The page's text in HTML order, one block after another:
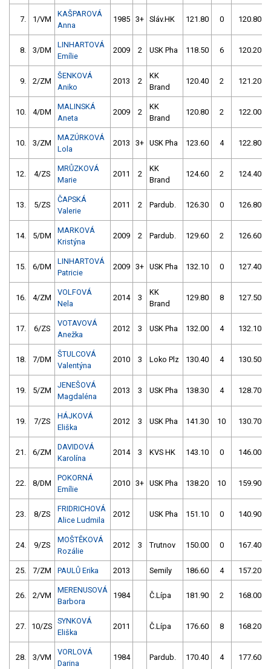
7. 1/VM
KAŠPAROVÁ
Anna
1985 3+ Sláv.HK 121.80 0 120.80
8. 3/DM
LINHARTOVÁ
Emílie
2009 2 USK Pha 118.50 6 120.20
9. 2/ZM
ŠENKOVÁ
Aniko
2013 2
KK
Brand
120.40 2 121.20
10. 4/DM
MALINSKÁ
Aneta
2009 2
KK
Brand
120.80 2 122.00
10. 3/ZM
MAZÚRKOVÁ
Lola
2013 3+ USK Pha 123.60 4 122.80
12. 4/ZS
MRŮZKOVÁ
Marie
2011 2
KK
Brand
124.60 2 124.40
13. 5/ZS
ČAPSKÁ
Valerie
2011 2 Pardub. 126.30 0 126.80
14. 5/DM
MARKOVÁ
Kristýna
2009 2 Pardub. 129.60 2 126.60
15. 6/DM
LINHARTOVÁ
Patricie
2009 3+ USK Pha 132.10 0 127.40
16. 4/ZM
VOLFOVÁ
Nela
2014 3
KK
Brand
129.80 8 127.50
17. 6/ZS
VOTAVOVÁ
Anežka
2012 3 USK Pha 132.00 4 132.10
18. 7/DM
ŠTULCOVÁ
Valentýna
2010 3 Loko Plz 130.40 4 130.50
19. 5/ZM
JENEŠOVÁ
Magdaléna
2013 3 USK Pha 138.30 4 128.70
19. 7/ZS
HÁJKOVÁ
Eliška
2012 3 USK Pha 141.30 10 130.70
21. 6/ZM
DAVIDOVÁ
Karolína
2014 3 KVS HK 143.10 0 146.00
22. 8/DM
POKORNÁ
Emílie
2010 3+ USK Pha 138.20 10 159.90
23. 8/ZS
FRIDRICHOVÁ
Alice Ludmila
2012 USK Pha 151.10 0 140.90
24. 9/ZS
MOŠTĚKOVÁ
Rozálie
2012 3 Trutnov 150.00 0 167.40
25. 7/ZM PAULŮ Erika 2013 Semily 186.60 4 157.20
26. 2/VM
MERENUSOVÁ
Barbora
1984 Č.Lípa 181.90 2 168.00
27. 10/ZS
SYNKOVÁ
Eliška
2011 Č.Lípa 176.60 8 168.20
28. 3/VM
VORLOVÁ
Darina
1984 Pardub. 170.40 4 177.60